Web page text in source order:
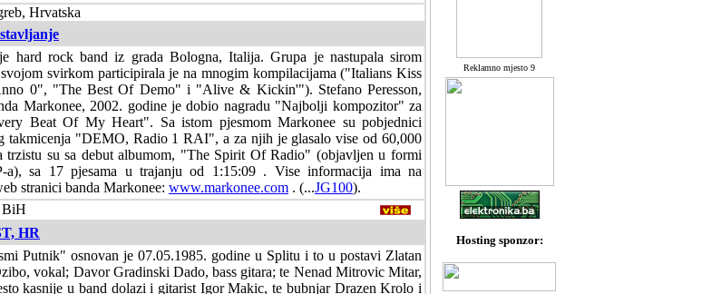
Hrvatska
hard rock band iz grada Bologna, Italija. Grupa je nastupala sirom
svirkom participirala je na mnogim kompilacijama ("Italians Kiss
0", "The Best Of Demo" i "Alive & Kickin'"). Stefano Peresson,
Markonee, 2002. godine je dobio nagradu "Najbolji kompozitor" za
Beat Of My Heart". Sa istom pjesmom Markonee su pobjednici
takmicenja "DEMO, Radio 1 RAI", a za njih je glasalo vise od 60,000
trzistu su sa debut albumom, "The Spirit Of Radio" (objavljen u formi
sa 17 pjesama u trajanju od 1:15:09 . Vise informacija ima na
stranici banda Markonee: www.markonee.com . (...JG100).
BiH
HR
Putnik" osnovan je 07.05.1985. godine u Splitu i to u postavi Zlatan
vokal; Davor Gradinski Dado, bass gitara; te Nenad Mitrovic Mitar,
kasnije u band dolazi i gitarist Igor Makic, te bubnjar Drazen Krolo i
Reklamno mjesto 9
Hosting sponzor: